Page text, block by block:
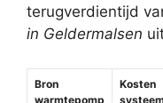
terugverdientijd
in Geldermalsen
Bron
warmtepomp
Kosten